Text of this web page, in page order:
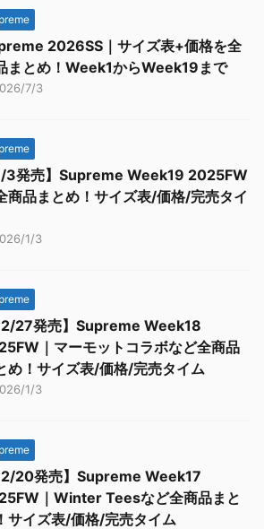
2026SS｜サイズ表+価格を全
まとめ！Week1からWeek19まで
7/3
1/3発売】Supreme Week19 2025FW
商品まとめ！サイズ表/価格/完売タイ
1/3
27発売】Supreme Week18
｜マーモットコラボなど全商品
め！サイズ表/価格/完売タイム
1/3
20発売】Supreme Week17
｜Winter Teesなど全商品まと
サイズ表/価格/完売タイム